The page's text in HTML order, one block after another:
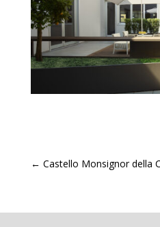
← Castello Monsignor della